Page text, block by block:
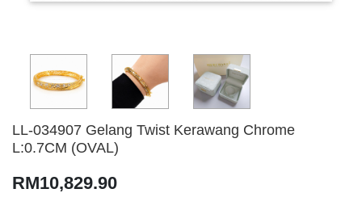
LL-034907 Gelang Twist Kerawang Chrome
L:0.7CM (OVAL)
RM10,829.90